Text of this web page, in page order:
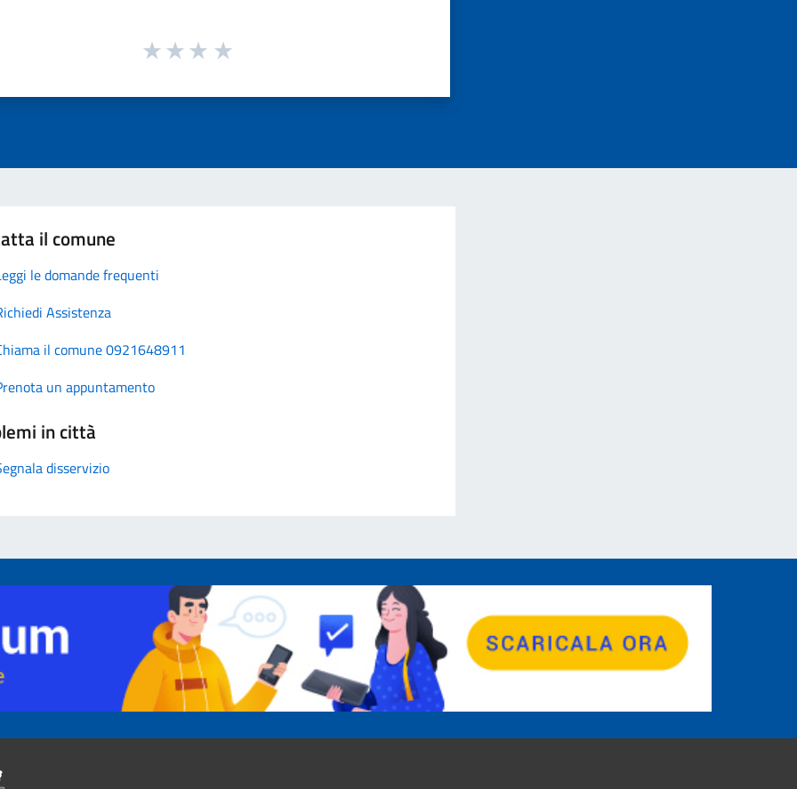
il comune
le domande frequenti
Assistenza
il comune 0921648911
un appuntamento
in città
disservizio